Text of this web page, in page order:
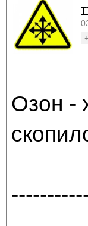
Озон -